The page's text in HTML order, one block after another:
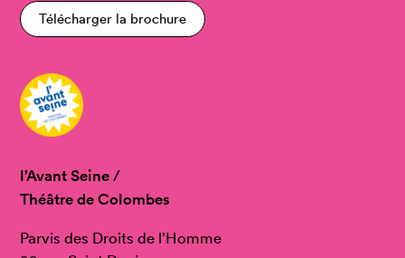
Télécharger la brochure
l’Avant Seine /
Théâtre de Colombes
Parvis des Droits de l’Homme